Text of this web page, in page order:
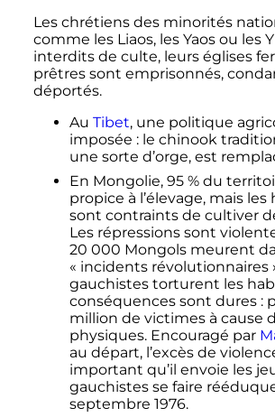
Les chrétiens des minorités
comme les Liaos, les Yaos ou les
interdits de culte, leurs églises
prêtres sont emprisonnés,
déportés.
Au Tibet, une politique
imposée : le chinook
une sorte d’orge, est
En Mongolie, 95 % du
propice à l’élevage, mais
sont contraints de cultiver
Les répressions sont
20 000 Mongolsmeurent
« incidents révolutionnaires
gauchistes torturent les
conséquences sont dures :
million de victimes à cause
physiques. Encouragé par
au départ, l’excès de
important qu’il envoie les
gauchistes se faire
septembre 1976.